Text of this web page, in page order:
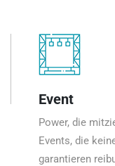
Event
Power, die
Events, die
garantieren